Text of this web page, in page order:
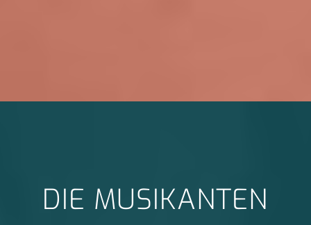
DIE MUSIKANTEN